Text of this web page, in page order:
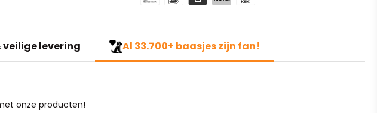
veilige levering Al 33.700+ baasjes zijn fan!
onze producten!